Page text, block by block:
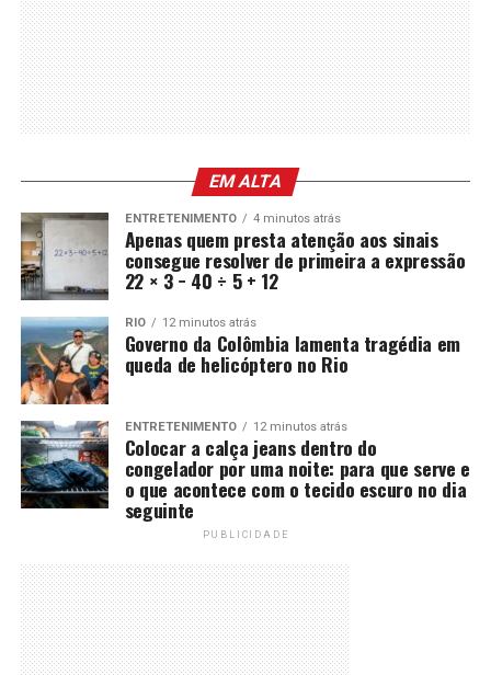
EM ALTA
ENTRETENIMENTO 4 minutos atrás
Apenas quem presta atenção aos sinais
consegue resolver de primeira a expressão
22 × 3 − 40 ÷ 5 + 12
RIO 12 minutos atrás
Governo da Colômbia lamenta tragédia em
queda de helicóptero no Rio
ENTRETENIMENTO 12 minutos atrás
Colocar a calça jeans dentro do
congelador por uma noite: para que serve e
o que acontece com o tecido escuro no dia
seguinte
PUBLICIDADE